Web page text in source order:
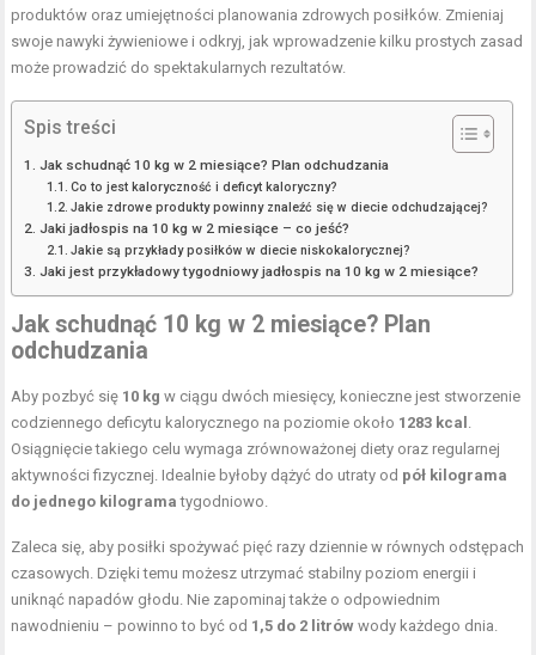
produktów oraz umiejętności planowania zdrowych posiłków. Zmieniaj
swoje nawyki żywieniowe i odkryj, jak wprowadzenie kilku prostych zasad
może prowadzić do spektakularnych rezultatów.
Spis treści
Jak schudnąć 10 kg w 2 miesiące? Plan odchudzania
Co to jest kaloryczność i deficyt kaloryczny?
Jakie zdrowe produkty powinny znaleźć się w diecie odchudzającej?
Jaki jadłospis na 10 kg w 2 miesiące – co jeść?
Jakie są przykłady posiłków w diecie niskokalorycznej?
Jaki jest przykładowy tygodniowy jadłospis na 10 kg w 2 miesiące?
Jak schudnąć 10 kg w 2 miesiące? Plan
odchudzania
Aby pozbyć się 10 kg w ciągu dwóch miesięcy, konieczne jest stworzenie
codziennego deficytu kalorycznego na poziomie około 1283 kcal .
Osiągnięcie takiego celu wymaga zrównoważonej diety oraz regularnej
aktywności fizycznej. Idealnie byłoby dążyć do utraty od pół kilograma
do jednego kilograma tygodniowo.
Zaleca się, aby posiłki spożywać pięć razy dziennie w równych odstępach
czasowych. Dzięki temu możesz utrzymać stabilny poziom energii i
uniknąć napadów głodu. Nie zapominaj także o odpowiednim
nawodnieniu – powinno to być od 1,5 do 2 litrów wody każdego dnia.